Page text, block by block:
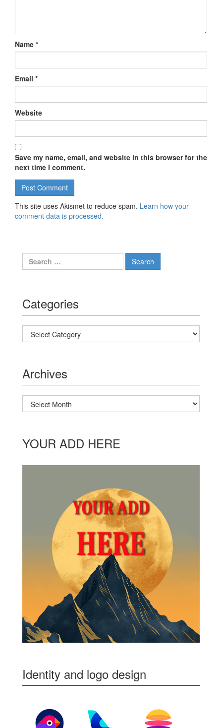
Name *
Email *
Website
Save my name, email, and website in this browser for the
next time I comment.
This site uses Akismet to reduce spam. Learn how your
comment data is processed.
Search for:
Categories
Categories
Archives
Archives
YOUR ADD HERE
Identity and logo design